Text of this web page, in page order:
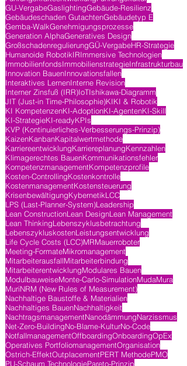
GU-VergabeGaslightingGebäude-Resilienz
Gebäudeschaden GutachtenGebäudetyp E
Gemba-WalkGenehmigungsprozesse
Generation AlphaGeneratives Design
GroßschadenregulierungGÜ-VergabeHR-Strategie
Humanoide RobotikIRImmersive Technologien
ImmobilienfondsImmobilienstrategieInfrastrukturbau
Innovation BauenInnovationsfallen
Interaktives LernenInterne Revision
Interner Zinsfuß (IRR)IoTIshikawa-Diagramm
JIT (Just-in Time-Philosophie)KIKI & Robotik
KI KompetenzenKI-AdoptionKI-AgentenKI-Skill
KI-StrategieKI-readyKPIs
KVP (Kontinuierliches-Verbesserungs-Prinzip)
KaizenKanbanKapitalwertmethode
KarriereentwicklungKarriereplanungKennzahlen
Klimagerechtes BauenKommunikationsfehler
KompetenzmanagementKompetenzprofile
Kosten-ControllingKostenkontrolle
KostenmanagementKostensteuerung
KrisenbewältigungKybernetikLCC
LPS (Last-Planner-System)Leadership
Lean ConstructionLean DesignLean Management
Lean ThinkingLebenszyklusbetrachtung
LebenszykluskostenLeistungsentwicklung
Life Cycle Costs (LCC)MRMauerroboter
Meeting-FormateMikromanagement
MitarbeiterausfallMitarbeiterbindung
MitarbeiterentwicklungModulares Bauen
ModulbauweiseMonte-Carlo-SimulationMudaMura
MuriNRM (New Rules of Measurement)
Nachhaltige Baustoffe & Materialien
Nachhaltiges BauenNachhaltigkeit
NachtragsmanagementNanodämmungNarzissmus
Net-Zero-BuildingNo-Blame-KulturNo-Code
NotfallmanagementOffboardingOnboardingOpEx
Operatives PortfoliomanagementOrganisation
Ostrich-EffektOutplacementPERT MethodePMO
PU-Schaum TechnologiePareto-Prinzip